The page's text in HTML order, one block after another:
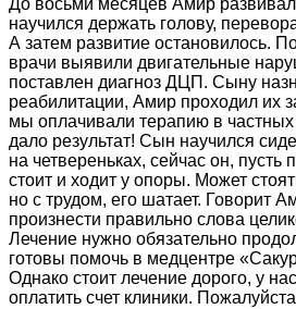
До восьми месяцев Амир
научился держать голову,
А затем развитие остановилось.
врачи выявили двигательные
поставлен диагноз ДЦП. Сыну
реабилитации, Амир проходил их
мы оплачивали терапию в частных
дало результат! Сын научился
на четвереньках, сейчас он, пусть
стоит и ходит у опоры. Может
но с трудом, его шатает. Говорит
произнести правильно слова
Лечение нужно обязательно
готовы помочь в медцентре
Однако стоит лечение дорого, у
оплатить счет клиники.